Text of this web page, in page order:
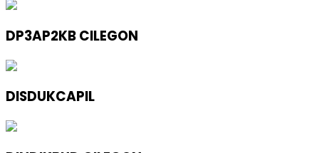
DP3AP2KB CILEGON
DISDUKCAPIL